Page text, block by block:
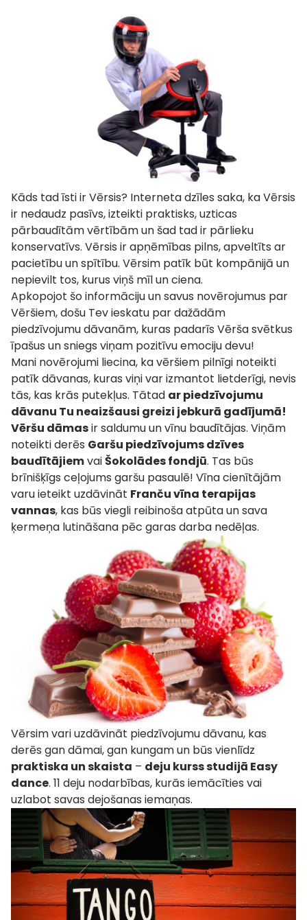
Kāds tad īsti ir Vērsis? Interneta dzīles saka, ka Vērsis
ir nedaudz pasīvs, izteikti praktisks, uzticas
pārbaudītām vērtībām un šad tad ir pārlieku
konservatīvs. Vērsis ir apņēmības pilns, apveltīts ar
pacietību un spītību. Vērsim patīk būt kompānijā un
nepievilt tos, kurus viņš mīl un ciena.
Apkopojot šo informāciju un savus novērojumus par
Vēršiem, došu Tev ieskatu par dažādām
piedzīvojumu dāvanām, kuras padarīs Vērša svētkus
īpašus un sniegs viņam pozitīvu emociju devu!
Mani novērojumi liecina, ka vēršiem pilnīgi noteikti
patīk dāvanas, kuras viņi var izmantot lietderīgi, nevis
tās, kas krās putekļus. Tātad ar piedzīvojumu
dāvanu Tu neaizšausi greizi jebkurā gadījumā!
Vēršu dāmasir saldumu un vīnu baudītājas. Viņām
noteikti derēs Garšu piedzīvojums dzīves
baudītājiemvaiŠokolādesfondjū. Tas būs
brīnišķīgs ceļojums garšu pasaulē! Vīna cienītājām
varu ieteikt uzdāvināt Franču vīna terapijas
vannas, kas būs viegli reibinoša atpūta un sava
ķermeņa lutināšana pēc garas darba nedēļas.
Vērsim vari uzdāvināt piedzīvojumu dāvanu, kas
derēs gan dāmai, gan kungam un būs vienlīdz
praktiska un skaista – deju kurss studijā Easy
dance. 11 deju nodarbības, kurās iemācīties vai
uzlabot savas dejošanas iemaņas.